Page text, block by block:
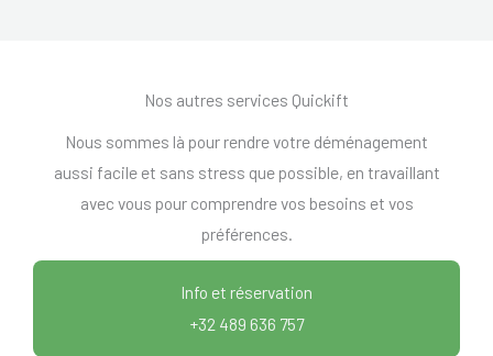
Nos autres services Quickift
Nous sommes là pour rendre votre déménagement
aussi facile et sans stress que possible, en travaillant
avec vous pour comprendre vos besoins et vos
préférences.
Info et réservation
+32 489 636 757